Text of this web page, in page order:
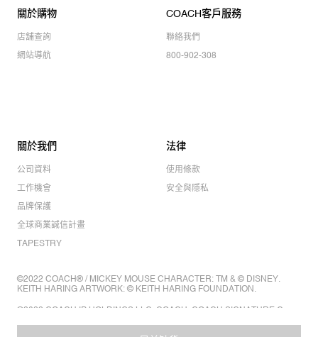
關於購物
店舖查詢
網站導航
COACH客戶服務
聯絡我們
800-902-308
關於我們
公司資料
工作機會
品牌保護
全球商業誠信計畫
TAPESTRY
法律
使用條款
安全與隱私
©2022 COACH® / MICKEY MOUSE CHARACTER: TM & © DISNEY.
KEITH HARING ARTWORK: © KEITH HARING FOUNDATION.
©2022 COACH IP HOLDINGS LLC. COACH, COACH SIGNATURE C